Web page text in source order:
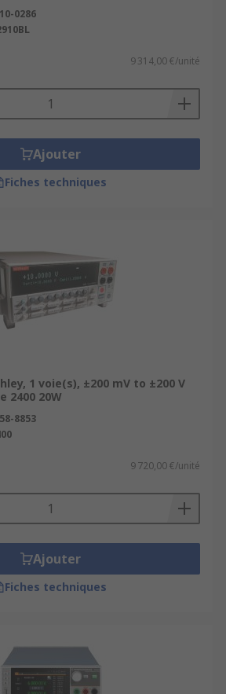
0286
9 314,00 €/unité
Ajouter
Fiches techniques
1 voie(s), ±200 mV to ±200 V
2400 20W
8853
9 720,00 €/unité
Ajouter
Fiches techniques